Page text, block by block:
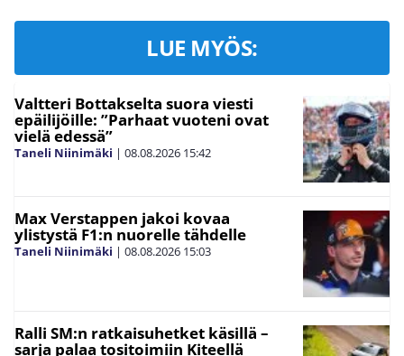
LUE MYÖS:
Valtteri Bottakselta suora viesti
epäilijöille: ”Parhaat vuoteni ovat
vielä edessä”
Taneli Niinimäki | 08.08.2026 15:42
Max Verstappen jakoi kovaa
ylistystä F1:n nuorelle tähdelle
Taneli Niinimäki | 08.08.2026 15:03
Ralli SM:n ratkaisuhetket käsillä –
sarja palaa tositoimiin Kiteellä